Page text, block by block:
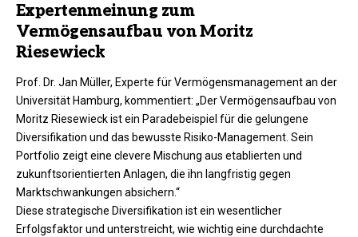
Expertenmeinung zum
Vermögensaufbau von Moritz
Riesewieck
Prof. Dr. Jan Müller, Experte für Vermögensmanagement an der
Universität Hamburg, kommentiert: „Der Vermögensaufbau von
Moritz Riesewieck ist ein Paradebeispiel für die gelungene
Diversifikation und das bewusste Risiko-Management. Sein
Portfolio zeigt eine clevere Mischung aus etablierten und
zukunftsorientierten Anlagen, die ihn langfristig gegen
Marktschwankungen absichern.“
Diese strategische Diversifikation ist ein wesentlicher
Erfolgsfaktor und unterstreicht, wie wichtig eine durchdachte